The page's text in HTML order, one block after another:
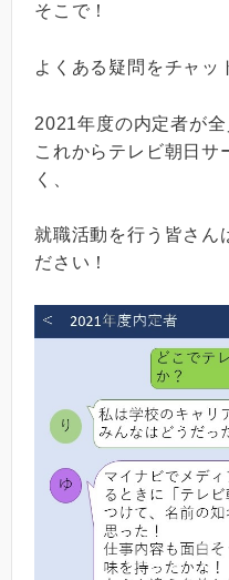
そこで！
よくある疑問をチャッ
2021年度の内定者が全
これからテレビ朝日サ
く、
就職活動を行う皆さん
ださい！